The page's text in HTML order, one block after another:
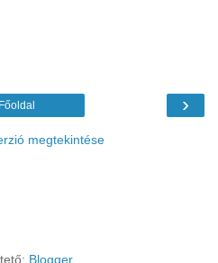
›
Főoldal
megtekintése
Blogger.